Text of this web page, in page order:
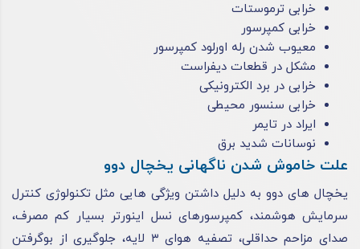
خرابی ترموستات
خرابی کمپرسور
معیوب‌ شدن رله اورلود کمپرسور
مشکل در قطعات دیفراست
خرابی در برد الکترونیکی
خرابی سنسور محیطی
ایراد در تایمر
نوسانات شدید برق
علت خاموش شدن ناگهانی یخچال دوو
یخچال‌ های دوو به دلیل داشتن ویژگی‌ هایی مثل تکنولوژی کنترل
سرمایش هوشمند، کمپرسورهای نسل اینورتر بسیار کم‌ مصرف،
صدای مزاحم حداقلی، تصفیه هوای ۳ لایه، جلوگیری از بوگرفتن